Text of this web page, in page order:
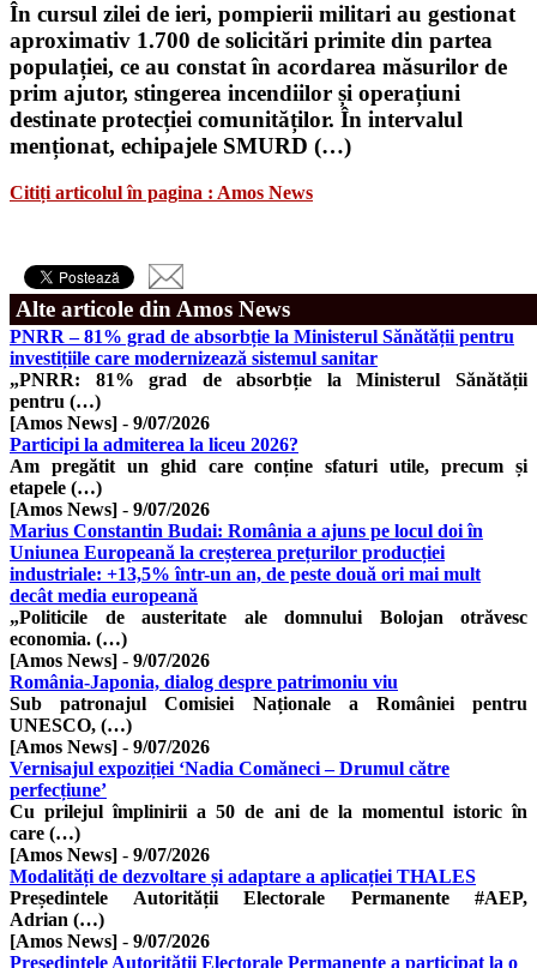
În cursul zilei de ieri, pompierii militari au gestionat
aproximativ 1.700 de solicitări primite din partea
populației, ce au constat în acordarea măsurilor de
prim ajutor, stingerea incendiilor și operațiuni
destinate protecției comunităților. În intervalul
menționat, echipajele SMURD (…)
Citiți articolul în pagina : Amos News
Alte articole din Amos News
PNRR – 81% grad de absorbție la Ministerul Sănătății pentru
investițiile care modernizează sistemul sanitar
„PNRR: 81% grad de absorbție la Ministerul Sănătății
pentru (…)
[Amos News] - 9/07/2026
Participi la admiterea la liceu 2026?
Am pregătit un ghid care conține sfaturi utile, precum și
etapele (…)
[Amos News] - 9/07/2026
Marius Constantin Budai: România a ajuns pe locul doi în
Uniunea Europeană la creșterea prețurilor producției
industriale: +13,5% într-un an, de peste două ori mai mult
decât media europeană
„Politicile de austeritate ale domnului Bolojan otrăvesc
economia. (…)
[Amos News] - 9/07/2026
România-Japonia, dialog despre patrimoniu viu
Sub patronajul Comisiei Naționale a României pentru
UNESCO, (…)
[Amos News] - 9/07/2026
Vernisajul expoziției ‘Nadia Comăneci – Drumul către
perfecțiune’
Cu prilejul împlinirii a 50 de ani de la momentul istoric în
care (…)
[Amos News] - 9/07/2026
Modalități de dezvoltare și adaptare a aplicației THALES
Președintele Autorității Electorale Permanente #AEP,
Adrian (…)
[Amos News] - 9/07/2026
Președintele Autorității Electorale Permanente a participat la o